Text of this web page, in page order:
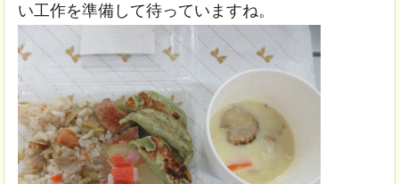
い工作を準備して待っていますね。